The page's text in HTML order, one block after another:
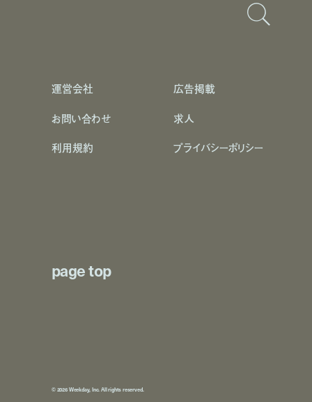
運営会社
広告掲載
お問い合わせ
求人
利用規約 プライバシーポリシー
page top
© 2026 Weekday, Inc. All rights reserved.